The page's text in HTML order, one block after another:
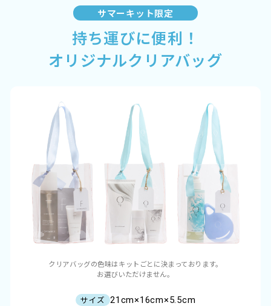
サマーキット限定
持ち運びに便利！
オリジナルクリアバッグ
クリアバッグの色味はキットごとに決まっております。
お選びいただけません。
サイズ 21cm×16cm×5.5cm